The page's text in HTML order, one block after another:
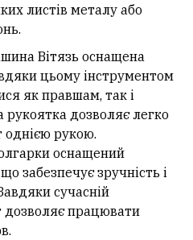
листів металу або
Вітязь оснащена
цьому інструментом
як правшам, так і
рукоятка дозволяє легко
однією рукою.
оснащений
забезпечує зручність і
сучасній
дозволяє працювати